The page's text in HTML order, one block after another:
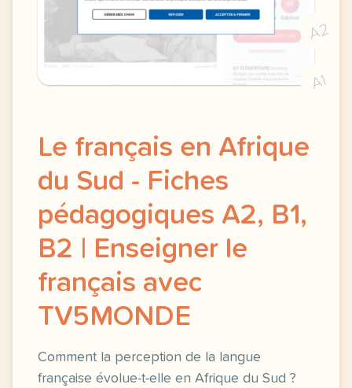
A2
A1
Le français en Afrique
du Sud - Fiches
pédagogiques A2, B1,
B2 | Enseigner le
français avec
TV5MONDE
Comment la perception de la langue
française évolue-t-elle en Afrique du Sud ?